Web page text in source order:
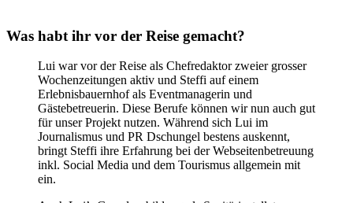
Was habt ihr vor der Reise gemacht?
Lui war vor der Reise als Chefredaktor zweier grosser
Wochenzeitungen aktiv und Steffi auf einem
Erlebnisbauernhof als Eventmanagerin und
Gästebetreuerin. Diese Berufe können wir nun auch gut
für unser Projekt nutzen. Während sich Lui im
Journalismus und PR Dschungel bestens auskennt,
bringt Steffi ihre Erfahrung bei der Webseitenbetreuung
inkl. Social Media und dem Tourismus allgemein mit
ein.